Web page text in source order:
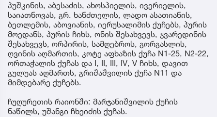
პუშკინის, აბესაძის, ახოსპიელის, ივერიელის,
საიათნოვას, გრ. ხანძთელის, ლადო ასათიანის,
ბეთლემის, აბოვიანის, იერუსალიმის ქუჩებს, პურის
მოედანს, პურის ჩიხს, ონის შესახვევს, ჯვარედინის
შესახვევს, ორპირის, სამღებროს, გორგასლის,
ღვინის აღმართის, კოტე აფხაზის ქუჩა N1-25, N2-22,
ორთაჭალის ქუჩას და I, II, III, IV, V ჩიხს, დავით
გულუას აღმართს, გრიშაშვილის ქუჩა N11 და
მიმდებარე ქუჩებს.
ჩუღურეთის რაიონში: მარჯანიშვილის ქუჩის
ნაწილს, უშანგი ჩხეიძის ქუჩას.